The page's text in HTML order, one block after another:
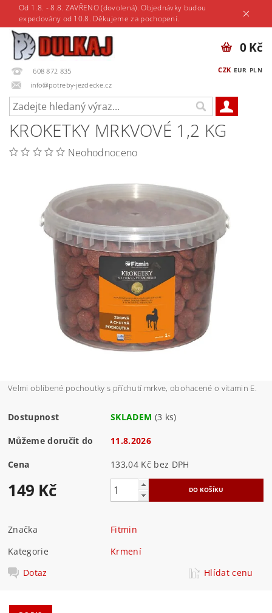
Od 1.8. - 8.8. ZAVŘENO (dovolená). Objednávky budou
expedovány od 10.8. Děkujeme za pochopení.
608 872 835
info@potreby-jezdecke.cz
CZK EUR PLN
0 Kč
KROKETKY MRKVOVÉ 1,2 KG
Neohodnoceno
Velmi oblíbené pochoutky s příchutí mrkve, obohacené o vitamin E.
Dostupnost SKLADEM (3 ks)
Můžeme doručit do 11.8.2026
Cena 133,04 Kč bez DPH
149 Kč
Značka
Fitmin
Kategorie
Krmení
Dotaz
Hlídat cenu